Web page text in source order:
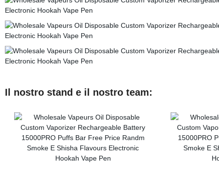
Il nostro stand e il nostro team: